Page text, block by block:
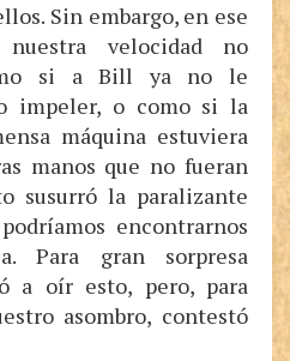
Sin embargo, en ese
velocidad no
si a Bill ya no le
impeler, o como si la
máquina estuviera
manos que no fueran
susurró la paralizante
encontrarnos
Para gran sorpresa
a oír esto, pero, para
asombro, contestó